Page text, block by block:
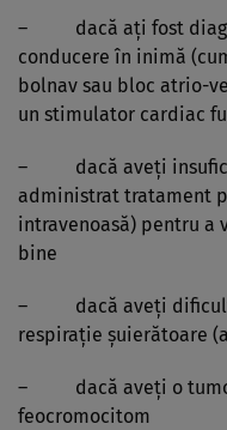
– dacă aţi fost
conducere în inimă
bolnav sau bloc atrio-
un stimulator cardiac
– dacă aveţi
administrat tratament
intravenoasă) pentru a
bine
– dacă aveţi
respiraţie şuierătoare
– dacă aveţi o
feocromocitom